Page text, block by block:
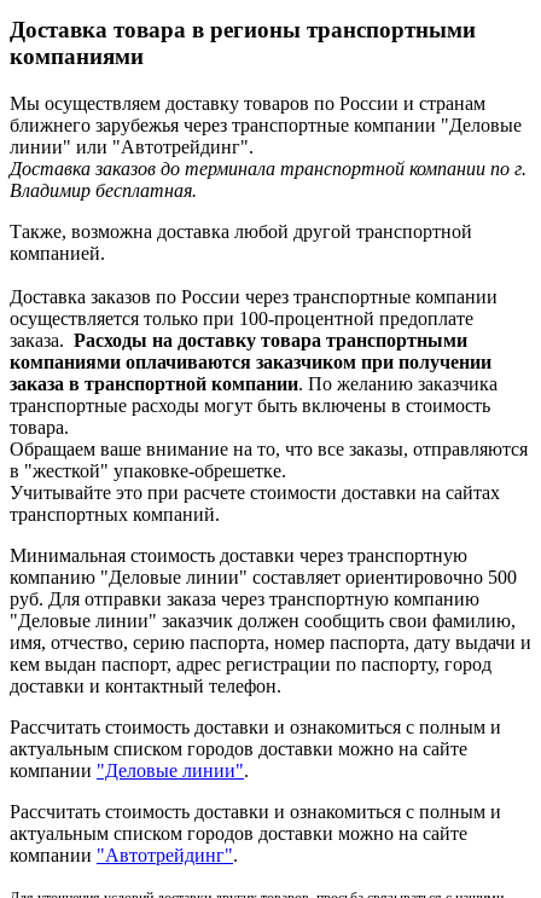
Доставка товара в регионы транспортными
компаниями
Мы осуществляем доставку товаров по России и странам
ближнего зарубежья через транспортные компании "Деловые
линии" или "Автотрейдинг".
Доставка заказов до терминала транспортной компании по г.
Владимир бесплатная.
Также, возможна доставка любой другой транспортной
компанией.
Доставка заказов по России через транспортные компании
осуществляется только при 100-процентной предоплате
заказа. Расходы на доставку товара транспортными
компаниями оплачиваются заказчиком при получении
заказа в транспортной компании. По желанию заказчика
транспортные расходы могут быть включены в стоимость
товара.
Обращаем ваше внимание на то, что все заказы, отправляются
в "жесткой" упаковке-обрешетке.
Учитывайте это при расчете стоимости доставки на сайтах
транспортных компаний.
Минимальная стоимость доставки через транспортную
компанию "Деловые линии" составляет ориентировочно 500
руб. Для отправки заказа через транспортную компанию
"Деловые линии" заказчик должен сообщить свои фамилию,
имя, отчество, серию паспорта, номер паспорта, дату выдачи и
кем выдан паспорт, адрес регистрации по паспорту, город
доставки и контактный телефон.
Рассчитать стоимость доставки и ознакомиться с полным и
актуальным списком городов доставки можно на сайте
компании "Деловые линии".
Рассчитать стоимость доставки и ознакомиться с полным и
актуальным списком городов доставки можно на сайте
компании "Автотрейдинг".